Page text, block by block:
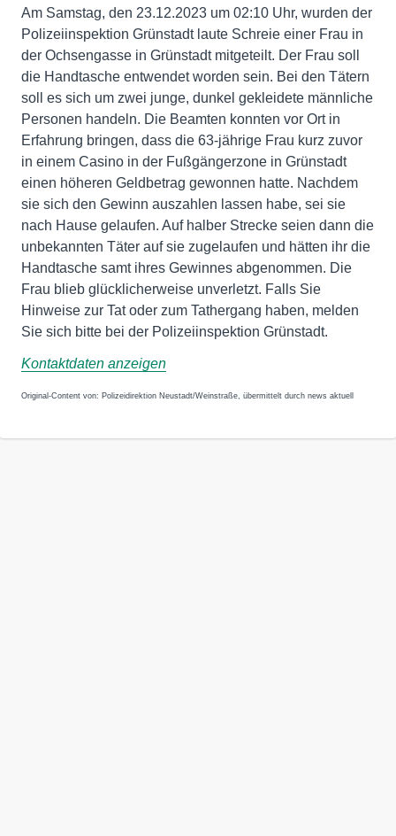
Am Samstag, den 23.12.2023 um 02:10 Uhr, wurden der
Polizeiinspektion Grünstadt laute Schreie einer Frau in
der Ochsengasse in Grünstadt mitgeteilt. Der Frau soll
die Handtasche entwendet worden sein. Bei den Tätern
soll es sich um zwei junge, dunkel gekleidete männliche
Personen handeln. Die Beamten konnten vor Ort in
Erfahrung bringen, dass die 63-jährige Frau kurz zuvor
in einem Casino in der Fußgängerzone in Grünstadt
einen höheren Geldbetrag gewonnen hatte. Nachdem
sie sich den Gewinn auszahlen lassen habe, sei sie
nach Hause gelaufen. Auf halber Strecke seien dann die
unbekannten Täter auf sie zugelaufen und hätten ihr die
Handtasche samt ihres Gewinnes abgenommen. Die
Frau blieb glücklicherweise unverletzt. Falls Sie
Hinweise zur Tat oder zum Tathergang haben, melden
Sie sich bitte bei der Polizeiinspektion Grünstadt.
Kontaktdaten anzeigen
Original-Content von: Polizeidirektion Neustadt/Weinstraße, übermittelt durch news aktuell